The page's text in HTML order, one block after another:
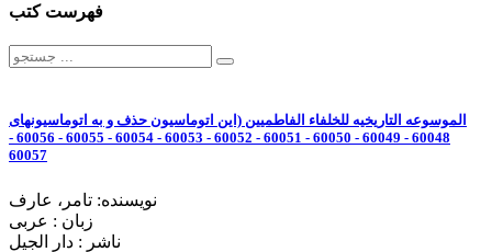
فهرست کتب
الموسوعه التاریخیه للخلفاء الفاطمیین (این اتوماسیون حذف و به اتوماسیونهای
60048 - 60049 - 60050 - 60051 - 60052 - 60053 - 60054 - 60055 - 60056 -
60057
نویسنده: تامر، عارف
زبان : عربی
ناشر : دار الجيل